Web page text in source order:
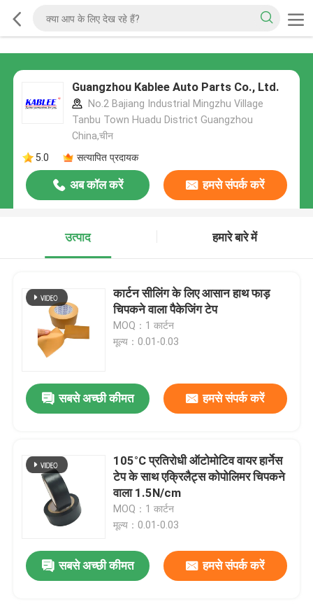
Guangzhou Kablee Auto Parts Co., Ltd.
No.2 Bajiang Industrial Mingzhu Village
Tanbu Town Huadu District Guangzhou
China,चीन
5.0
सत्यापित प्रदायक
अब कॉल करें हमसे संपर्क करें
उत्पाद हमारे बारे में
कार्टन सीलिंग के लिए आसान हाथ फाड़
चिपकने वाला पैकेजिंग टेप
MOQ：1 कार्टन
मूल्य：0.01-0.03
सबसे अच्छी कीमत हमसे संपर्क करें
105°C प्रतिरोधी ऑटोमोटिव वायर हार्नेस
टेप के साथ एक्रिलैट्स कोपोलिमर चिपकने
वाला 1.5N/cm
MOQ：1 कार्टन
मूल्य：0.01-0.03
सबसे अच्छी कीमत हमसे संपर्क करें